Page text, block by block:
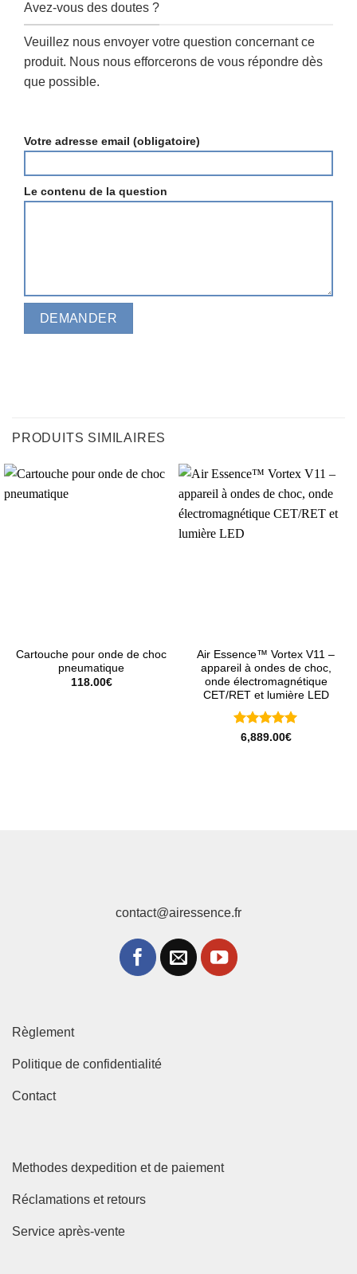
Avez-vous des doutes ?
Veuillez nous envoyer votre question concernant ce
produit. Nous nous efforcerons de vous répondre dès
que possible.
Votre adresse email (obligatoire)
Le contenu de la question
PRODUITS SIMILAIRES
Cartouche pour onde de choc
pneumatique
118.00€
Air Essence™ Vortex V11 –
appareil à ondes de choc,
onde électromagnétique
CET/RET et lumière LED
Note5sur
6,889.00€
contact@airessence.fr
Règlement
Politique de confidentialité
Contact
Methodes dexpedition et de paiement
Réclamations et retours
Service après-vente